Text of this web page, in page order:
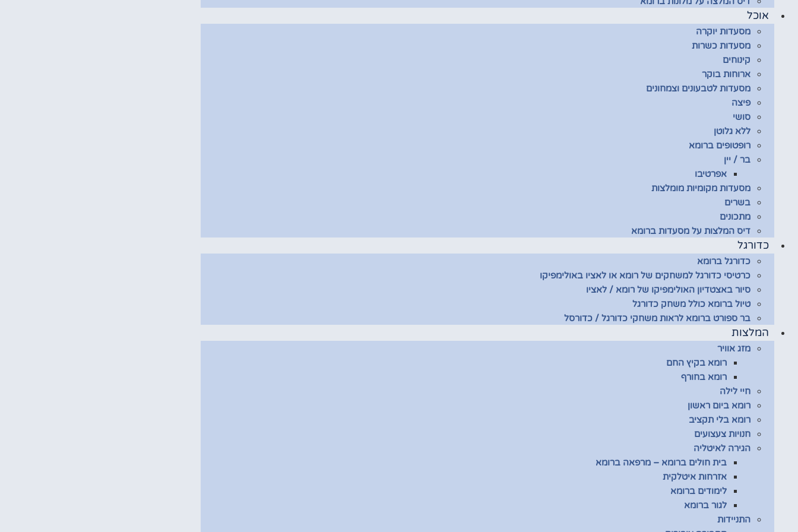
אוכל
מסעדות יוקרה
מסעדות כשרות
קינוחים
ארוחות בוקר
מסעדות לטבעונים וצמחונים
פיצה
סושי
ללא גלוטן
רופטופים ברומא
בר / יין
אפרטיבו
מסעדות מקומיות מומלצות
בשרים
מתכונים
דיס המלצות על מסעדות ברומא
כדורגל
כדורגל ברומא
כרטיסי כדורגל למשחקים של רומא או לאציו באולימפיקו
סיור באצטדיון האולימפיקו של רומא / לאציו
טיול ברומא כולל משחק כדורגל
בר ספורט ברומא לראות משחקי כדורגל / כדורסל
המלצות
מזג אוויר
רומא בקיץ החם
רומא בחורף
חיי לילה
רומא ביום ראשון
רומא בלי תקציב
חנויות צעצועים
הגירה לאיטליה
בית חולים ברומא – מרפאה ברומא
אזרחות איטלקית
לימודים ברומא
לגור ברומא
התניידות